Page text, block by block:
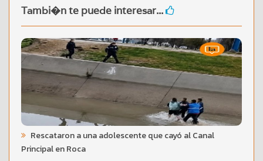
Tambi�n te puede interesar...
Rescataron a una adolescente que cayó al Canal
Principal en Roca